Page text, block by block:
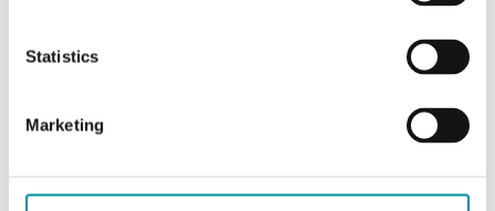
Statistics
Marketing
Caratteristiche di Trasmettitore di umidità e